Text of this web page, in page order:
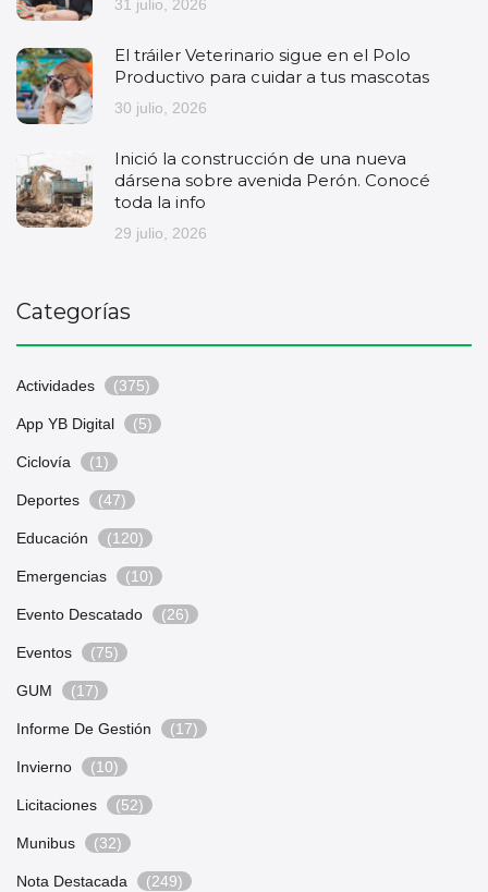
31 julio, 2026
El tráiler Veterinario sigue en el Polo
Productivo para cuidar a tus mascotas
30 julio, 2026
Inició la construcción de una nueva
dársena sobre avenida Perón. Conocé
toda la info
29 julio, 2026
Categorías
Actividades (375)
App YB Digital (5)
Ciclovía (1)
Deportes (47)
Educación (120)
Emergencias (10)
Evento Descatado (26)
Eventos (75)
GUM (17)
Informe De Gestión (17)
Invierno (10)
Licitaciones (52)
Munibus (32)
Nota Destacada (249)